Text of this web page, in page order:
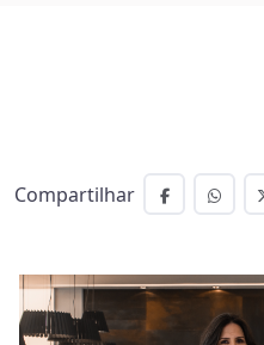
Compartilhar